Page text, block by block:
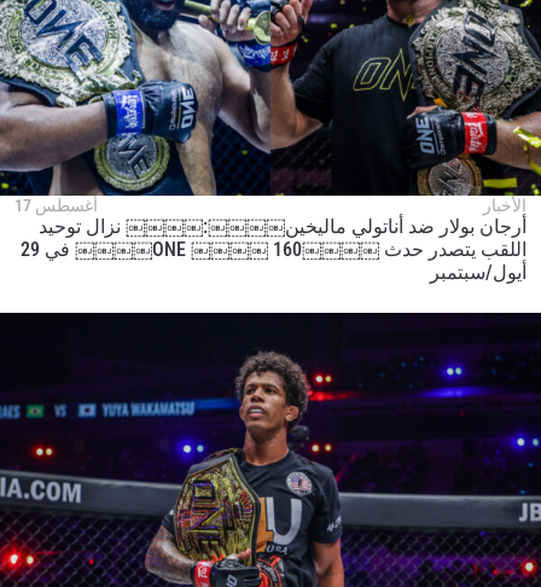
الأخبار أغسطس 17
أرجان بولار ضد أناتولي ماليخين￼￼￼￼:￼￼￼￼ نزال توحيد
اللقب يتصدر حدث ￼￼￼￼160 ￼￼￼￼ ONE￼￼￼￼ في 29
أيول/سبتمبر